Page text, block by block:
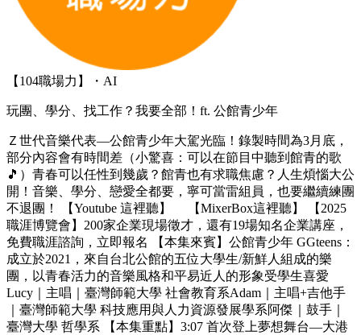
【104職場力】・AI
玩團、學分、找工作？我要全部！ft. 公館青少年
Ｚ世代音樂代表—公館青少年大駕光臨！錄製時間為3月底，
部分內容會有時間差（小驚喜：可以在節目中聽到館青的歌
🎵）青春可以任性到幾歲？館青也有求職焦慮？人生煩惱大公
開！音樂、學分、戀愛全都要，寧可當雷組員，也要繼續練團
不退團！ 【Youtube 這裡聽】 【MixerBox這裡聽】 【2025
職涯博覽會】200家企業現場徵才，還有19場知名企業講座，
免費職涯諮詢，立即報名 【本集來賓】公館青少年 GGteens：
成立於2021，來自台北公館的五位大學生/新鮮人組成的樂
團，以青春活力的音樂風格和平易近人的形象受學生喜愛
Lucy｜主唱｜臺灣師範大學 社會教育系Adam｜主唱+吉他手
｜臺灣師範大學 科技應用與人力資源發展學系阿傑｜鼓手｜
臺灣大學 哲學系 【本集重點】3:07 首次登上夢想舞台—大港